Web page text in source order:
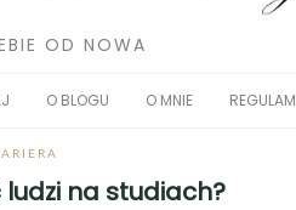
OD NOWA
O BLOGU O MNIE
na studiach?